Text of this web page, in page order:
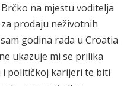
na mjestu voditelja
prodaju neživotnih
godina rada u Croatia
ukazuje mi se prilika
političkoj karijeri te biti